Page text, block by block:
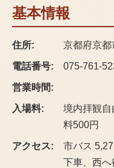
基本情報
住所: 京都府京
電話番号: 075-761-
営業時間:
入場料:
境内拝観
料500円
アクセス:
市バス
下車、西へ